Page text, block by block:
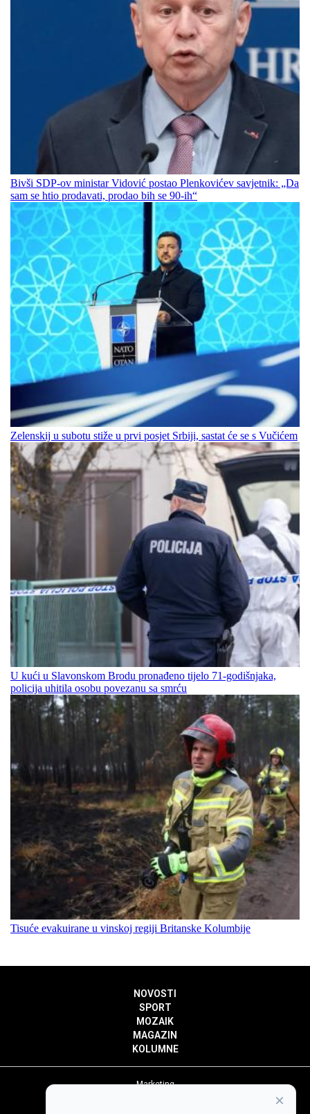
Bivši SDP-ov ministar Vidović postao Plenkovićev savjetnik: „Da
sam se htio prodavati, prodao bih se 90-ih“
Zelenskij u subotu stiže u prvi posjet Srbiji, sastat će se s Vučićem
U kući u Slavonskom Brodu pronađeno tijelo 71-godišnjaka,
policija uhitila osobu povezanu sa smrću
Tisuće evakuirane u vinskoj regiji Britanske Kolumbije
NOVOSTI
SPORT
MOZAIK
MAGAZIN
KOLUMNE
Marketing
×